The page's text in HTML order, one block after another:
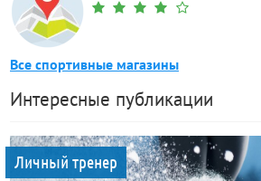
Все спортивные магазины
Интересные публикации
Личный тренер